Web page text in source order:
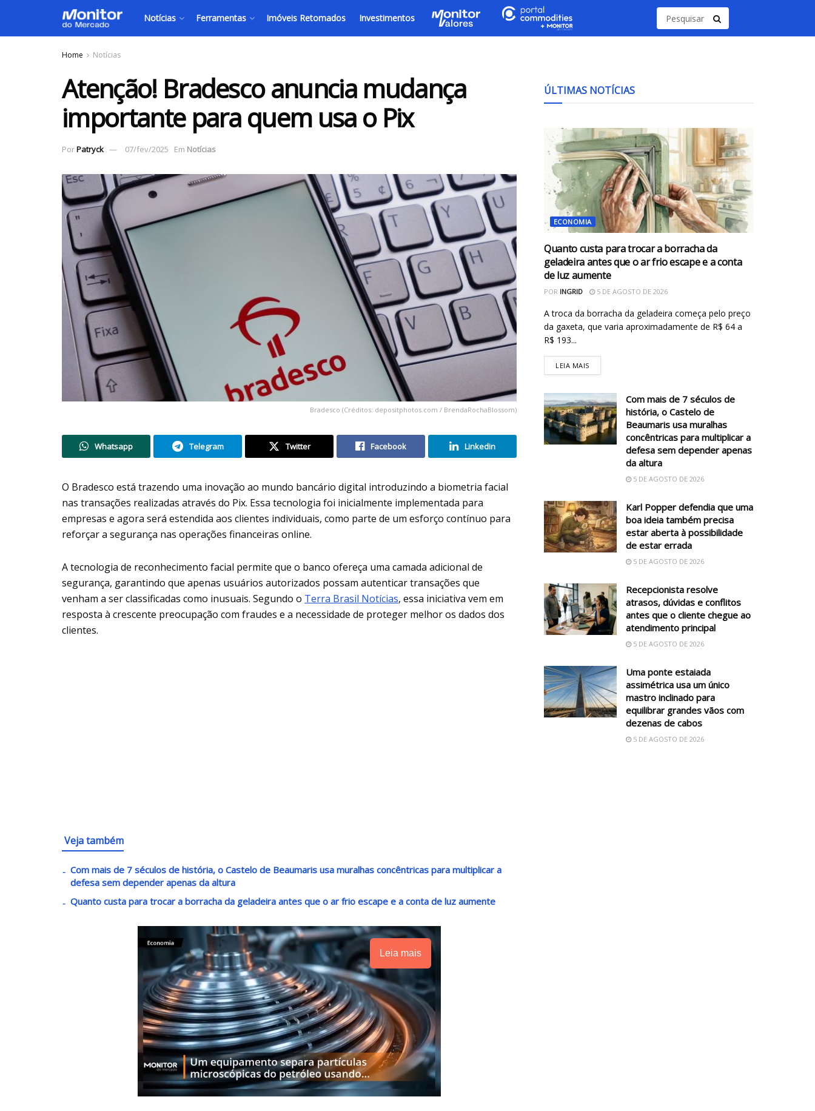
Notícias Ferramentas Imóveis Retomados Investimentos
Home Notícias
Atenção! Bradesco anuncia mudança
importante para quem usa o Pix
PorPatryck 07/fev/2025 Em Notícias
Bradesco (Créditos: depositphotos.com / BrendaRochaBlossom)
Whatsapp Telegram Twitter Facebook Linkedin
O Bradesco está trazendo uma inovação ao mundo bancário digital introduzindo a biometria facial
nas transações realizadas através do Pix. Essa tecnologia foi inicialmente implementada para
empresas e agora será estendida aos clientes individuais, como parte de um esforço contínuo para
reforçar a segurança nas operações financeiras online.
A tecnologia de reconhecimento facial permite que o banco ofereça uma camada adicional de
segurança, garantindo que apenas usuários autorizados possam autenticar transações que
venham a ser classificadas como inusuais. Segundo o Terra Brasil Notícias, essa iniciativa vem em
resposta à crescente preocupação com fraudes e a necessidade de proteger melhor os dados dos
clientes.
Veja também
Com mais de 7 séculos de história, o Castelo de Beaumaris usa muralhas concêntricas para multiplicar a
defesa sem depender apenas da altura
Quanto custa para trocar a borracha da geladeira antes que o ar frio escape e a conta de luz aumente
Leia mais
ÚLTIMAS NOTÍCIAS
ECONOMIA
Quanto custa para trocar a borracha da
geladeira antes que o ar frio escape e a conta
de luz aumente
POR INGRID 5 DE AGOSTO DE 2026
A troca da borracha da geladeira começa pelo preço
da gaxeta, que varia aproximadamente de R$ 64 a
R$ 193...
LEIA MAIS
Com mais de 7 séculos de
história, o Castelo de
Beaumaris usa muralhas
concêntricas para multiplicar a
defesa sem depender apenas
da altura
5 DE AGOSTO DE 2026
Karl Popper defendia que uma
boa ideia também precisa
estar aberta à possibilidade
de estar errada
5 DE AGOSTO DE 2026
Recepcionista resolve
atrasos, dúvidas e conflitos
antes que o cliente chegue ao
atendimento principal
5 DE AGOSTO DE 2026
Uma ponte estaiada
assimétrica usa um único
mastro inclinado para
equilibrar grandes vãos com
dezenas de cabos
5 DE AGOSTO DE 2026